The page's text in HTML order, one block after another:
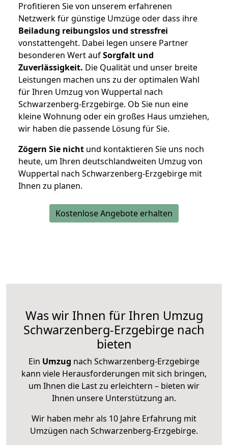
Profitieren Sie von unserem erfahrenen
Netzwerk für günstige Umzüge oder dass ihre
Beiladung reibungslos und stressfrei
vonstattengeht. Dabei legen unsere Partner
besonderen Wert aufSorgfalt und
Zuverlässigkeit. Die Qualität und unser breite
Leistungen machen uns zu der optimalen Wahl
für Ihren Umzug von Wuppertal nach
Schwarzenberg-Erzgebirge. Ob Sie nun eine
kleine Wohnung oder ein großes Haus umziehen,
wir haben die passende Lösung für Sie.
Zögern Sie nicht und kontaktieren Sie uns noch
heute, um Ihren deutschlandweiten Umzug von
Wuppertal nach Schwarzenberg-Erzgebirge mit
Ihnen zu planen.
Kostenlose Angebote erhalten
Was wir Ihnen für Ihren Umzug
Schwarzenberg-Erzgebirge nach
bieten
Ein Umzug nach Schwarzenberg-Erzgebirge
kann viele Herausforderungen mit sich bringen,
um Ihnen die Last zu erleichtern – bieten wir
Ihnen unsere Unterstützung an.
Wir haben mehr als 10 Jahre Erfahrung mit
Umzügen nach Schwarzenberg-Erzgebirge.